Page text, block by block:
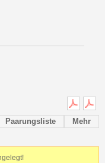
Paarungsliste Mehr